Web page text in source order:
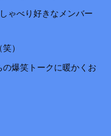
ゃべり好きなメンバー
）
爆笑トークに暖かくお